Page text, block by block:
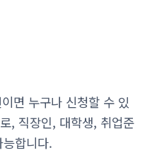
면 누구나 신청할 수 있
, 직장인, 대학생, 취업준
합니다.